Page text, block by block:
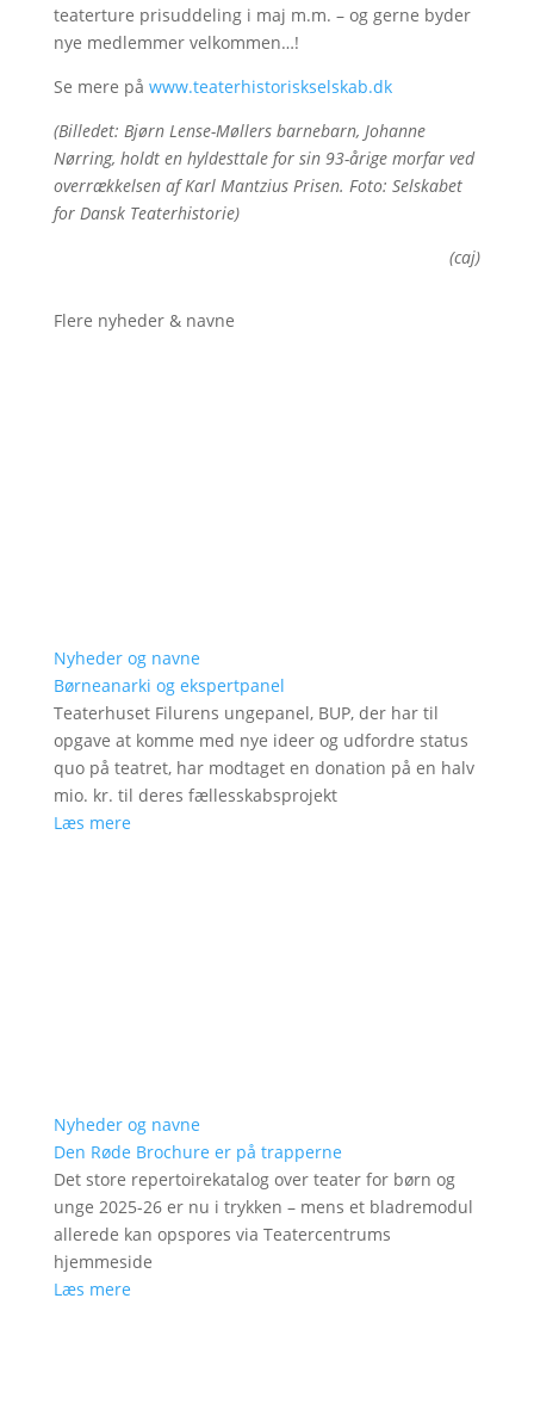
teaterture prisuddeling i maj m.m. – og gerne byder
nye medlemmer velkommen…!
Se mere på www.teaterhistoriskselskab.dk
(Billedet: Bjørn Lense-Møllers barnebarn, Johanne
Nørring, holdt en hyldesttale for sin 93-årige morfar ved
overrækkelsen af Karl Mantzius Prisen. Foto: Selskabet
for Dansk Teaterhistorie)
(caj)
Flere nyheder & navne
Nyheder og navne
Børneanarki og ekspertpanel
Teaterhuset Filurens ungepanel, BUP, der har til
opgave at komme med nye ideer og udfordre status
quo på teatret, har modtaget en donation på en halv
mio. kr. til deres fællesskabsprojekt
Læs mere
Nyheder og navne
Den Røde Brochure er på trapperne
Det store repertoirekatalog over teater for børn og
unge 2025-26 er nu i trykken – mens et bladremodul
allerede kan opspores via Teatercentrums
hjemmeside
Læs mere